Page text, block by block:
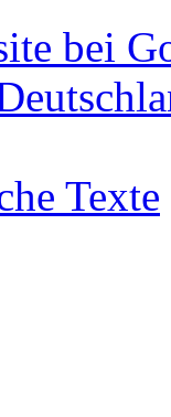
bei
Texte